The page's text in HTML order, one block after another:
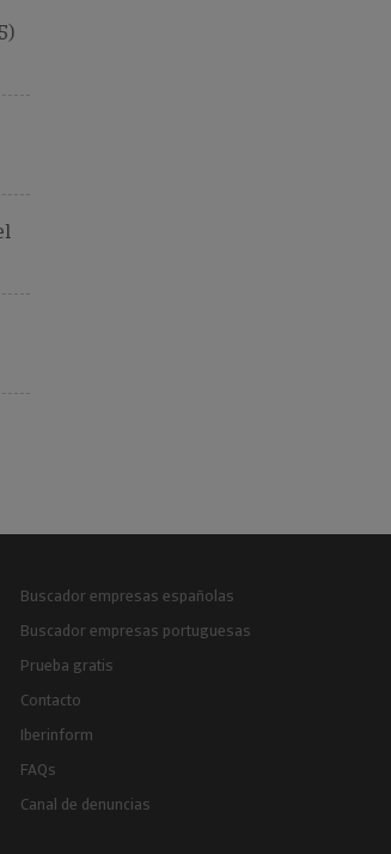
Buscador empresas españolas
Buscador empresas portuguesas
Prueba gratis
Contacto
Iberinform
FAQs
Canal de denuncias